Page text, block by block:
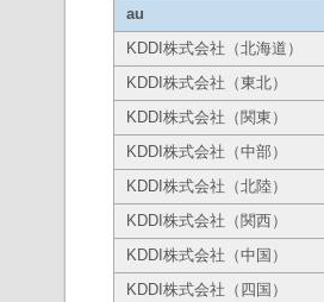
au
KDDI株式会社（北海道）
KDDI株式会社（東北）
KDDI株式会社（関東）
KDDI株式会社（中部）
KDDI株式会社（北陸）
KDDI株式会社（関西）
KDDI株式会社（中国）
KDDI株式会社（四国）